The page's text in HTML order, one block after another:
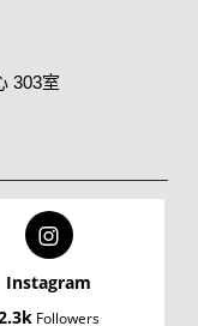
303室
Instagram
Followers